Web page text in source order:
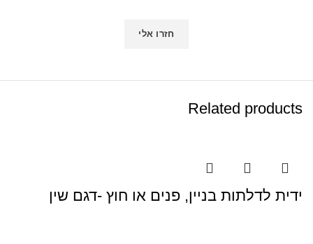
Related products
ידית לדלתות בניין, פנים או חוץ -דגם שין